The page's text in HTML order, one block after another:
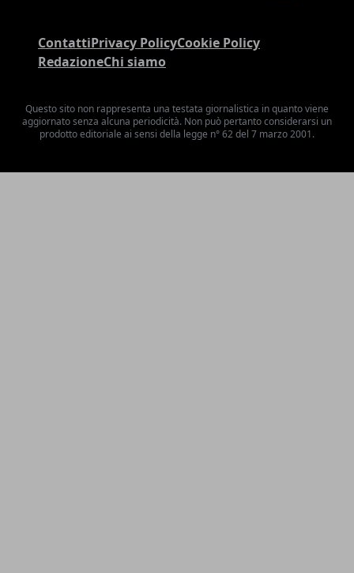
ContattiPrivacy PolicyCookie Policy
RedazioneChi siamo
Questo sito non rappresenta una testata giornalistica in quanto viene
aggiornato senza alcuna periodicità. Non può pertanto considerarsi un
prodotto editoriale ai sensi della legge n° 62 del 7 marzo 2001.